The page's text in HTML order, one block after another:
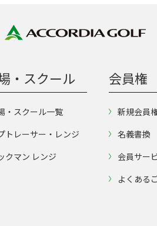
・スクール
・スクール一覧
トレーサー・レンジ
クマン レンジ
会員権
新規会員
名義書換
会員サー
よくある